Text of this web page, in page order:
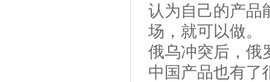
认为自己的产品
场，就可以做。
俄乌冲突后，俄
中国产品也有了